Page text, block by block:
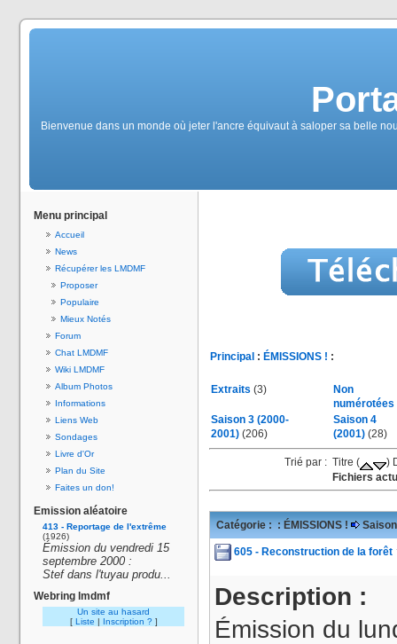
Bienvenue dans un monde où jeter l'ancre équivaut à saloper sa belle
Menu principal
Accueil
News
Récupérer les LMDMF
Proposer
Populaire
Mieux Notés
Forum
Chat LMDMF
Wiki LMDMF
Album Photos
Informations
Liens Web
Sondages
Livre d'Or
Plan du Site
Faites un don!
Emission aléatoire
413 - Reportage de l'extrême
(1926)
Émission du vendredi 15
septembre 2000 :
Stef dans l'tuyau produ...
Webring lmdmf
Un site au hasard
[ Liste | Inscription ? ]
Principal : ÉMISSIONS ! :
Extraits (3)
Non
numérotées
Saison 3 (2000-
2001) (206)
Saison 4
(2001) (28)
Trié par : Titre (
)
Fichiers
Catégorie : : ÉMISSIONS !
605 - Reconstruction de la forêt
Description :
Émission du